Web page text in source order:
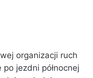
organizacji ruch
jezdni północnej